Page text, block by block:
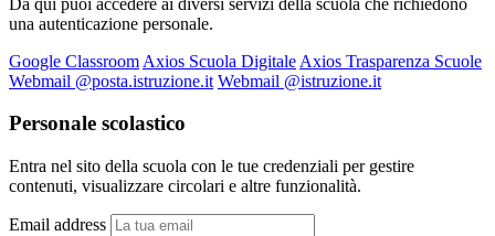
una autenticazione personale.
Google Classroom Axios Scuola Digitale Axios Trasparenza Scuole
Webmail @posta.istruzione.it Webmail @istruzione.it
Personale scolastico
Entra nel sito della scuola con le tue credenziali per gestire
contenuti, visualizzare circolari e altre funzionalità.
Email address